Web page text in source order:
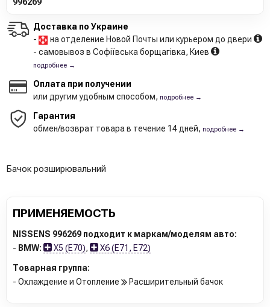
996269
Доставка по Украине
-
на отделение Новой Почты или курьером до двери
- самовывоз в Софіївська борщагівка, Киев
подробнее →
Оплата при получении
или другим удобным способом, подробнее →
Гарантия
обмен/возврат товара в течение 14 дней, подробнее →
Бачок розширювальний
ПРИМЕНЯЕМОСТЬ
NISSENS 996269 подходит к маркам/моделям авто:
- BMW: X5 (E70), X6 (E71, E72)
Товарная группа:
- Охлаждение и Отопление
Расширительный бачок